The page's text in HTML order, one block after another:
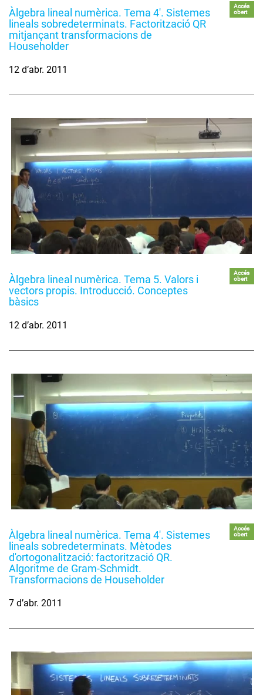
Àlgebra lineal numèrica. Tema 4'. Sistemes
lineals sobredeterminats. Factorització QR
mitjançant transformacions de
Householder
Accés
obert
12 d’abr. 2011
Àlgebra lineal numèrica. Tema 5. Valors i
vectors propis. Introducció. Conceptes
bàsics
Accés
obert
12 d’abr. 2011
Àlgebra lineal numèrica. Tema 4'. Sistemes
lineals sobredeterminats. Mètodes
d'ortogonalització: factorització QR.
Algoritme de Gram-Schmidt.
Transformacions de Householder
Accés
obert
7 d’abr. 2011